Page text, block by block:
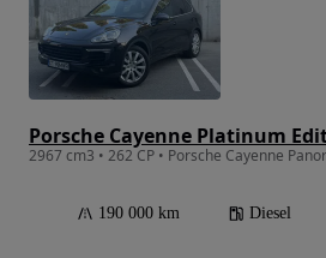
Porsche Cayenne Platinum
190 000 km Diesel